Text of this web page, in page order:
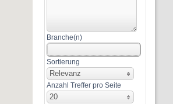
Branche(n)
Sortierung
Relevanz
Anzahl Treffer pro Seite
20